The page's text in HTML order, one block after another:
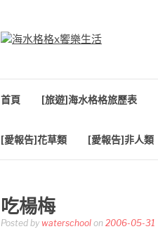
首頁 [旅遊]海水格格旅歷表
[愛報告]花草類 [愛報告]非人類
吃楊梅
Posted by waterschool on 2006-05-31